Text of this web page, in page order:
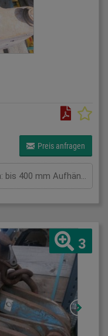
Preis anfragen
3